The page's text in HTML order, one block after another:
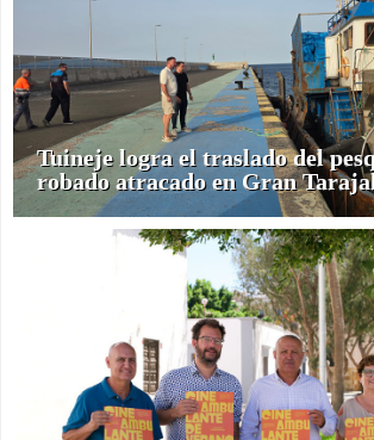
Tuineje logra el traslado del
robado atracado en Gran